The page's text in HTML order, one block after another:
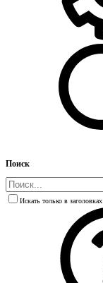
Поиск
Искать только в заголовках